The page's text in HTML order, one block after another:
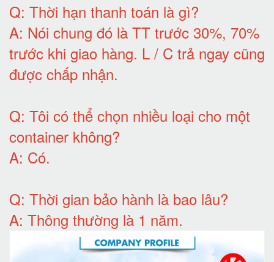
Q: Thời hạn thanh toán là gì?
A: Nói chung đó là TT trước 30%, 70%
trước khi giao hàng. L / C trả ngay cũng
được chấp nhận.
Q: Tôi có thể chọn nhiều loại cho một
container không?
A: Có.
Q: Thời gian bảo hành là bao lâu?
A: Thông thường là 1 năm.